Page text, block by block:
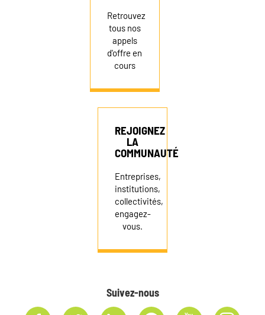
Retrouvez
tous nos
appels
d'offre en
cours
REJOIGNEZ
LA
COMMUNAUTÉ
Entreprises,
institutions,
collectivités,
engagez-
vous.
Suivez-nous